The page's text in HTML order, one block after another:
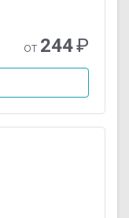
от 244₽